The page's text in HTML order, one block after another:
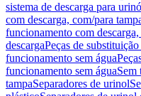
sistema de descarga para
com descarga, com/para
funcionamento com
descargaPeças de
funcionamento sem água
funcionamento sem águaSem
tampaSeparadores de urinol